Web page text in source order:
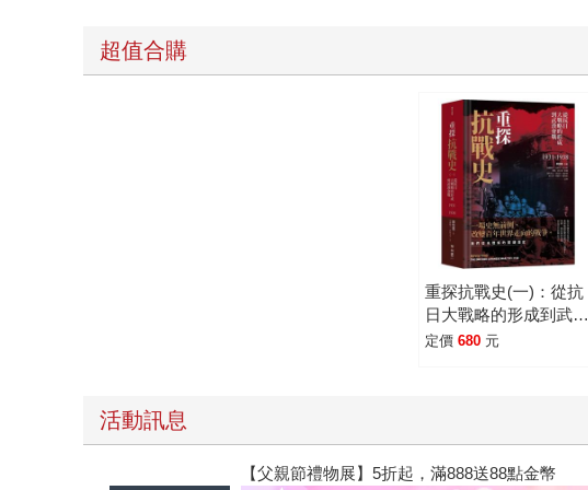
超值合購
重探抗戰史(一)：從抗
日大戰略的形成到武漢
會戰1931-1938(全新修
定價 680 元
活動訊息
【父親節禮物展】5折起，滿888送88點金幣